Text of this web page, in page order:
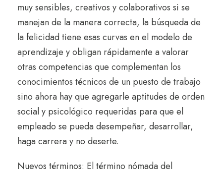
muy sensibles, creativos y colaborativos si se
manejan de la manera correcta, la búsqueda de
la felicidad tiene esas curvas en el modelo de
aprendizaje y obligan rápidamente a valorar
otras competencias que complementan los
conocimientos técnicos de un puesto de trabajo
sino ahora hay que agregarle aptitudes de orden
social y psicológico requeridas para que el
empleado se pueda desempeñar, desarrollar,
haga carrera y no deserte.
Nuevos términos: El término nómada del